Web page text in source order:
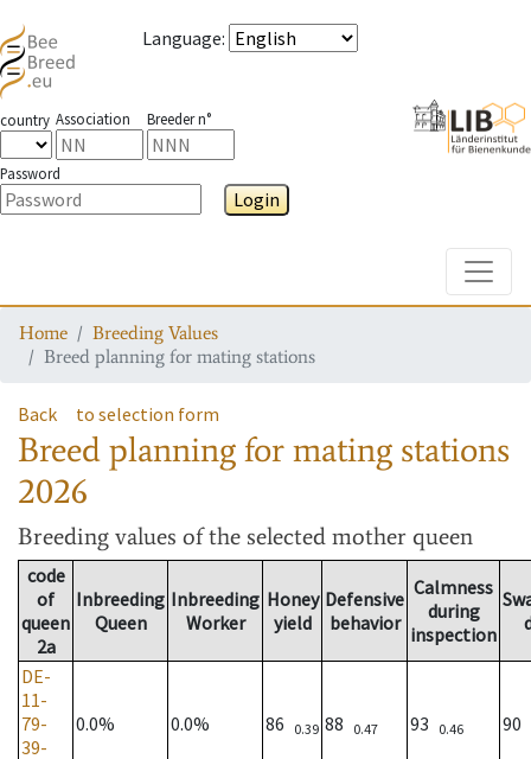
Language:
country Association Breeder n°
Password
Login
Home
Breeding Values
Breed planning for mating stations
Back to selection form
Breed planning for mating stations
2026
Breeding values of the selected mother queen
code
of
queen
2a
Inbreeding
Queen
Inbreeding
Worker
Honey
yield
Defensive
behavior
Calmness
during
inspection
DE-
11-
79-
39-
0.0% 0.0% 86 0.39 88 0.47 93 0.46 90